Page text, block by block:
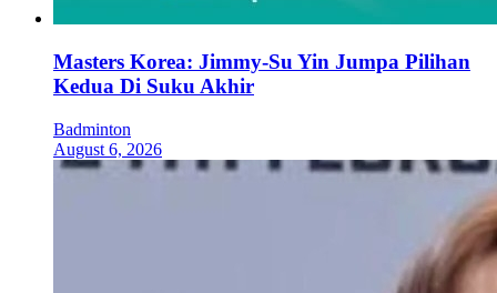
Masters Korea: Jimmy-Su Yin Jumpa Pilihan
Kedua Di Suku Akhir
Badminton
August 6, 2026